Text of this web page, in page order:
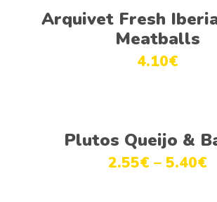
Adicionar
Arquivet Fresh
Meatballs
4.10€
Ver opções
Plutos Queijo &
2.55€ – 5.40€